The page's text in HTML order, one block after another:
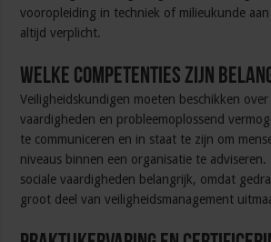
vooropleiding in techniek of milieukunde
altijd verplicht.
Welke competenties zijn
Veiligheidskundigen moeten beschikken
vaardigheden en probleemoplossend
te communiceren en in staat te zijn om
niveaus binnen een organisatie te adviseren.
sociale vaardigheden belangrijk, omdat
groot deel van veiligheidsmanagement